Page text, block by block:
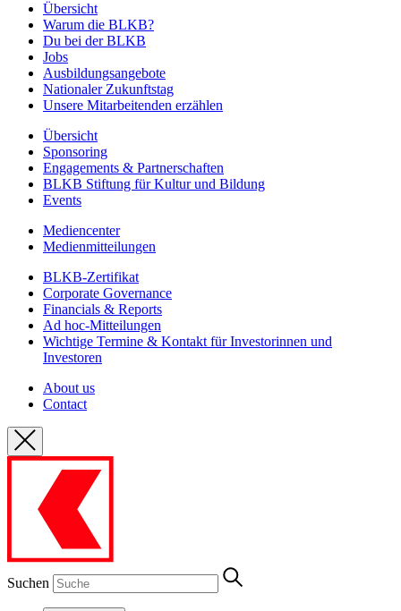
Übersicht
Warum die BLKB?
Du bei der BLKB
Jobs
Ausbildungsangebote
Nationaler Zukunftstag
Unsere Mitarbeitenden erzählen
Übersicht
Sponsoring
Engagements & Partnerschaften
BLKB Stiftung für Kultur und Bildung
Events
Mediencenter
Medienmitteilungen
BLKB-Zertifikat
Corporate Governance
Financials & Reports
Ad hoc-Mitteilungen
Wichtige Termine & Kontakt für Investorinnen und
Investoren
About us
Contact
Suchen